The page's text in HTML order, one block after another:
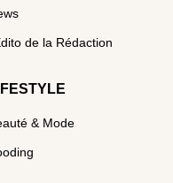
de la Rédaction
& Mode